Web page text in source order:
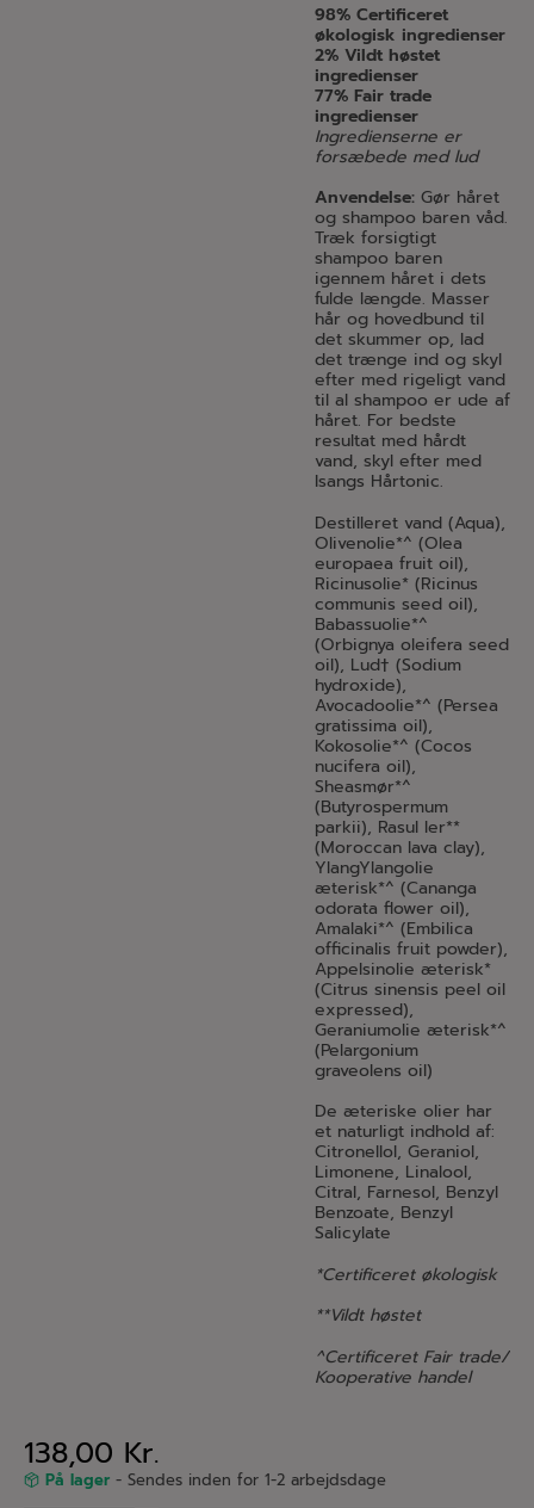
98% Certificeret
økologisk ingredienser
2% Vildt høstet
ingredienser
77% Fair trade
ingredienser
Ingredienserne er
forsæbede med lud
Anvendelse: Gør håret
og shampoo baren våd.
Træk forsigtigt
shampoo baren
igennem håret i dets
fulde længde. Masser
hår og hovedbund til
det skummer op, lad
det trænge ind og skyl
efter med rigeligt vand
til al shampoo er ude af
håret. For bedste
resultat med hårdt
vand, skyl efter med
Isangs Hårtonic.
Destilleret vand (Aqua),
Olivenolie*^ (Olea
europaea fruit oil),
Ricinusolie* (Ricinus
communis seed oil),
Babassuolie*^
(Orbignya oleifera seed
oil), Lud† (Sodium
hydroxide),
Avocadoolie*^ (Persea
gratissima oil),
Kokosolie*^ (Cocos
nucifera oil),
Sheasmør*^
(Butyrospermum
parkii), Rasul ler**
(Moroccan lava clay),
YlangYlangolie
æterisk*^ (Cananga
odorata flower oil),
Amalaki*^ (Embilica
officinalis fruit powder),
Appelsinolie æterisk*
(Citrus sinensis peel oil
expressed),
Geraniumolie æterisk*^
(Pelargonium
graveolens oil)
De æteriske olier har
et naturligt indhold af:
Citronellol, Geraniol,
Limonene, Linalool,
Citral, Farnesol, Benzyl
Benzoate, Benzyl
Salicylate
*Certificeret økologisk
**Vildt høstet
^Certificeret Fair trade/
Kooperative handel
138,00 Kr.
På lager- Sendes inden for 1-2 arbejdsdage